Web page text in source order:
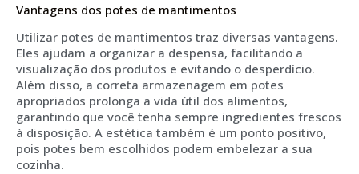
Vantagens dos potes de mantimentos
Utilizar potes de mantimentos traz diversas vantagens.
Eles ajudam a organizar a despensa, facilitando a
visualização dos produtos e evitando o desperdício.
Além disso, a correta armazenagem em potes
apropriados prolonga a vida útil dos alimentos,
garantindo que você tenha sempre ingredientes frescos
à disposição. A estética também é um ponto positivo,
pois potes bem escolhidos podem embelezar a sua
cozinha.